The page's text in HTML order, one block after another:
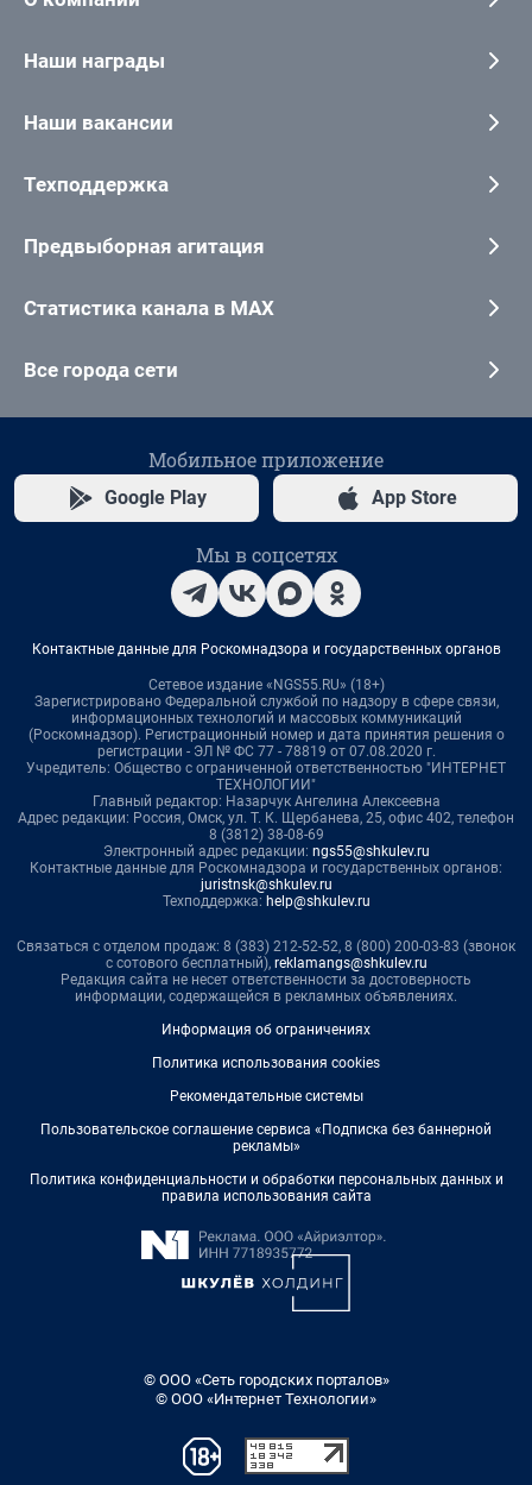
Наши награды
Наши вакансии
Техподдержка
Предвыборная агитация
Статистика канала в MAX
Все города сети
Мобильное приложение
Google Play App Store
Мы в соцсетях
Контактные данные для Роскомнадзора и государственных органов
Сетевое издание «NGS55.RU» (18+)
Зарегистрировано Федеральной службой по надзору в сфере связи,
информационных технологий и массовых коммуникаций
(Роскомнадзор). Регистрационный номер и дата принятия решения о
регистрации - ЭЛ № ФС 77 - 78819 от 07.08.2020 г.
Учредитель: Общество с ограниченной ответственностью "ИНТЕРНЕТ
ТЕХНОЛОГИИ"
Главный редактор: Назарчук Ангелина Алексеевна
Адрес редакции: Россия, Омск, ул. Т. К. Щербанева, 25, офис 402, телефон
8 (3812) 38-08-69
Электронный адрес редакции: ngs55@shkulev.ru
Контактные данные для Роскомнадзора и государственных органов:
juristnsk@shkulev.ru
Техподдержка: help@shkulev.ru
Связаться с отделом продаж: 8 (383) 212-52-52, 8 (800) 200-03-83 (звонок
с сотового бесплатный), reklamangs@shkulev.ru
Редакция сайта не несет ответственности за достоверность
информации, содержащейся в рекламных объявлениях.
Информация об ограничениях
Политика использования cookies
Рекомендательные системы
Пользовательское соглашение сервиса «Подписка без баннерной
рекламы»
Политика конфиденциальности и обработки персональных данных и
правила использования сайта
© ООО «Сеть городских порталов»
© ООО «Интернет Технологии»